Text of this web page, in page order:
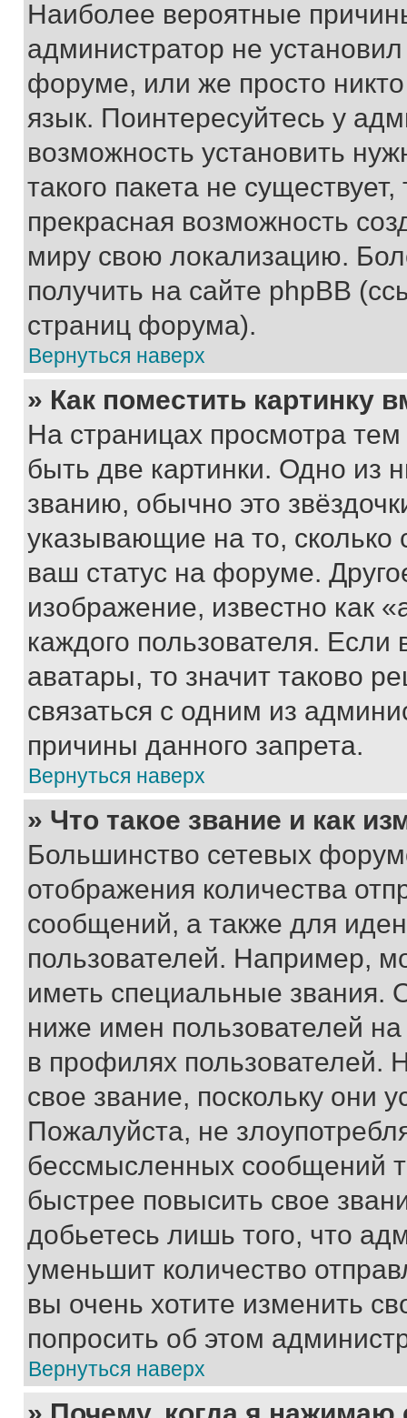
Наиболее вероятные
администратор не
форуме, или же просто
язык. Поинтересуйтесь у
возможность установить
такого пакета не
прекрасная возможность
миру свою локализацию.
получить на сайте phpBB
страниц форума).
Вернуться наверх
» Как поместить картинку
На страницах просмотра
быть две картинки. Одно из
званию, обычно это
указывающие на то,
ваш статус на форуме.
изображение, известно как
каждого пользователя.
аватары, то значит таково
связаться с одним из
причины данного запрета.
Вернуться наверх
» Что такое звание и как
Большинство сетевых
отображения количества
сообщений, а также для
пользователей. Например,
иметь специальные звания.
ниже имен пользователей
в профилях
свое звание, поскольку они
Пожалуйста, не
бессмысленных сообщений
быстрее повысить свое
добьетесь лишь того, что
уменьшит количество
вы очень хотите изменить
попросить об этом
Вернуться наверх